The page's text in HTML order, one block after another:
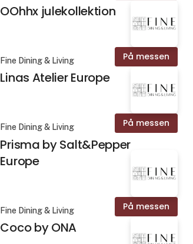
OOhhx julekollektion
På messen
Fine Dining & Living
Linas Atelier Europe
På messen
Fine Dining & Living
Prisma by Salt&Pepper
Europe
På messen
Fine Dining & Living
Coco by ONA